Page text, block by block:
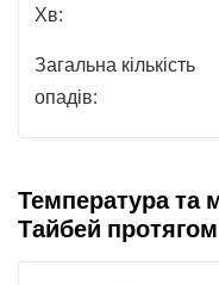
Хв:
Загальна кількість
опадів:
Температура та
Тайбей